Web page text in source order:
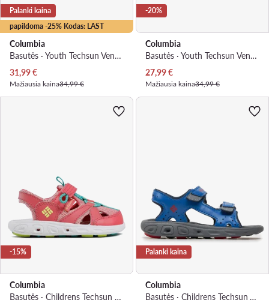
papildoma -25% Kodas: LAST
Palanki kaina
Columbia
Basutės · Youth Techsun Vent BY4566 · Juoda
Dabartinė kaina
31,99€
Mažiausia kaina34,99 €
-20%
Columbia
Basutės · Youth Techsun Vent BY4566 · Mėlyna
Dabartinė kaina
27,99€
Mažiausia kaina34,99 €
-15%
Columbia
Basutės · Childrens Techsun Wave BC2082 · Rožinė
Palanki kaina
Columbia
Basutės · Childrens Techsun Vent BC4566 · Mėlyna